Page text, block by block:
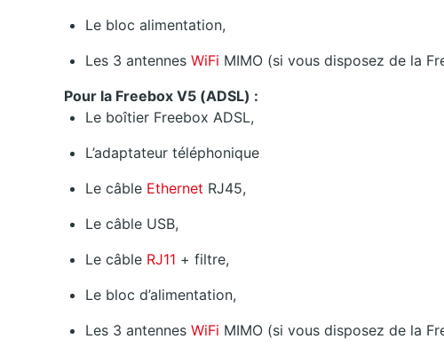
Le bloc alimentation,
Les 3 antennes WiFi MIMO (si vous disposez de la
Pour la Freebox V5 (ADSL) :
Le boîtier Freebox ADSL,
L’adaptateur téléphonique
Le câble Ethernet RJ45,
Le câble USB,
Le câble RJ11 + filtre,
Le bloc d’alimentation,
Les 3 antennes WiFi MIMO (si vous disposez de la